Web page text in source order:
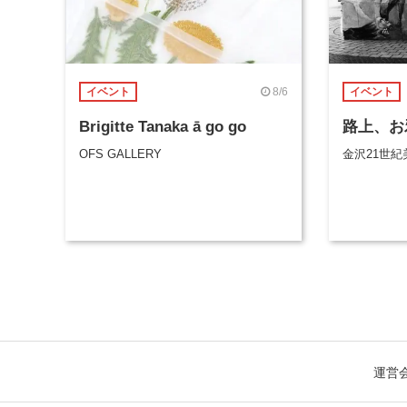
イベント 8/6
Brigitte Tanaka ā go go
OFS GALLERY
イベント
路上、
金沢21世紀
運営